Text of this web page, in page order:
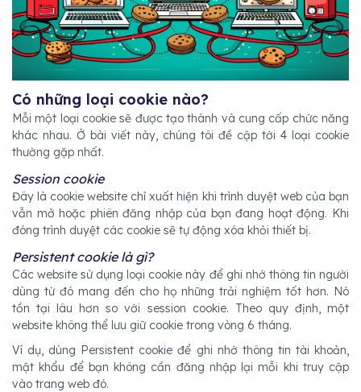
Có những loại cookie nào?
Mỗi một loại cookie sẽ được tạo thành và cung cấp chức năng
khác nhau. Ở bài viết này, chúng tôi đề cập tới 4 loại cookie
thường gặp nhất.
Session cookie
Đây là cookie website chỉ xuất hiện khi trình duyệt web của bạn
vẫn mở hoặc phiên đăng nhập của bạn đang hoạt động. Khi
đóng trình duyệt các cookie sẽ tự động xóa khỏi thiết bị.
Persistent cookie là gì?
Các website sử dụng loại cookie này để ghi nhớ thông tin người
dùng từ đó mang đến cho họ những trải nghiệm tốt hơn. Nó
tồn tại lâu hơn so với session cookie. Theo quy định, một
website không thể lưu giữ cookie trong vòng 6 tháng.
Ví dụ, dùng Persistent cookie để ghi nhớ thông tin tài khoản,
mật khẩu để bạn không cần đăng nhập lại mỗi khi truy cập
vào trang web đó.